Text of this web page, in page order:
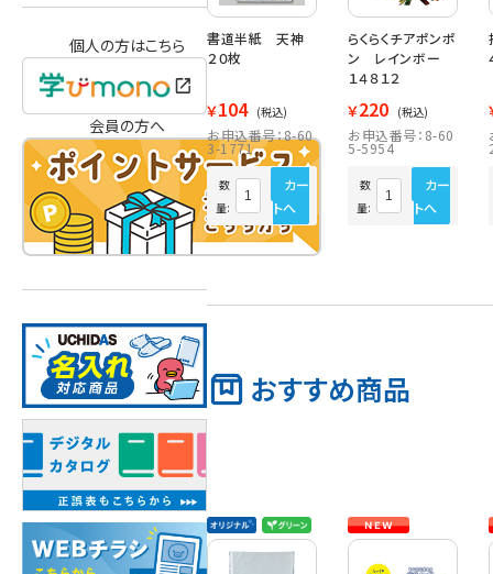
書道半紙 天神
２０枚
￥104 (税込)
お申込番号：8-60
3-1771
数
量:
カー
トへ
らくらくチアポンポ
ン レインボー
１４８１２
￥220 (税込)
お申込番号：8-60
5-5954
数
量:
カー
トへ
おすすめ商品
個人の方はこちら
会員の方へ